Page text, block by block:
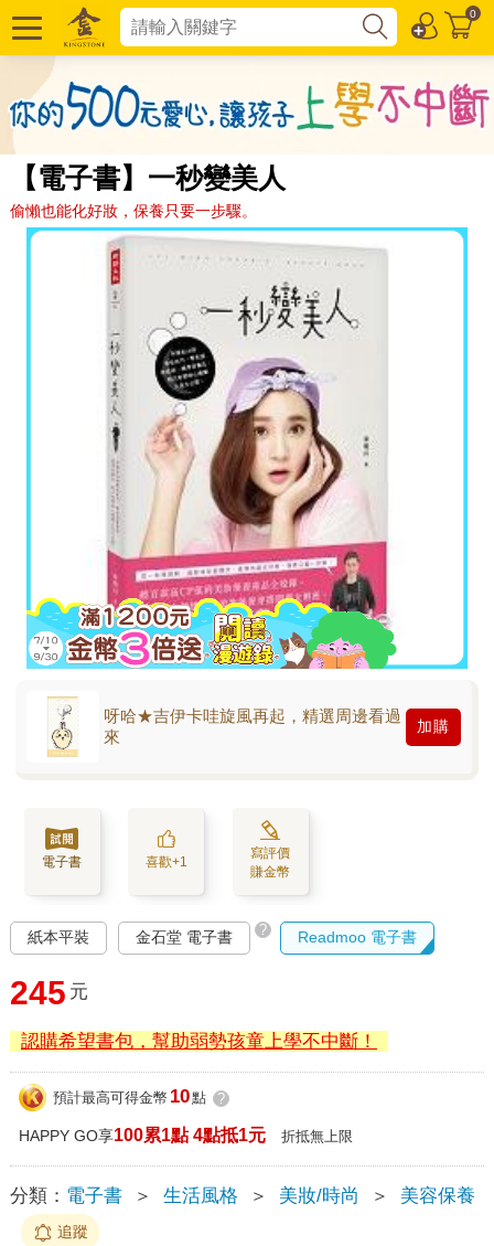
0
【電子書】一秒變美人
偷懶也能化好妝，保養只要一步驟。
呀哈★吉伊卡哇旋風再起，精選周邊看過
來
加購
電子書 喜歡+1
寫評價
賺金幣
紙本平裝 金石堂 電子書 ? Readmoo 電子書
245 元
認購希望書包，幫助弱勢孩童上學不中斷！
預計最高可得金幣 10點 ?
HAPPY GO享100累1點 4點抵1元 折抵無上限
分類： 電子書 ＞ 生活風格 ＞ 美妝/時尚 ＞ 美容保養
追蹤